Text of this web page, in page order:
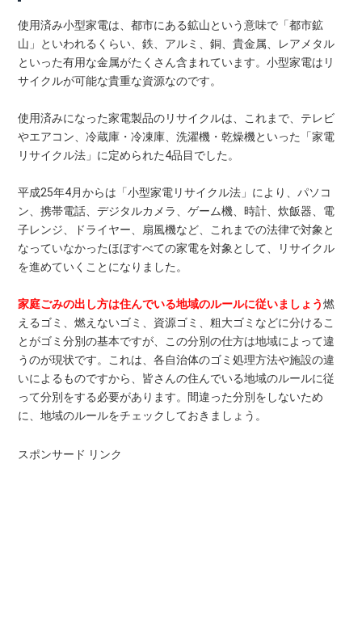
使用済み小型家電は、都市にある鉱山という意味で「都市鉱
山」といわれるくらい、鉄、アルミ、銅、貴金属、レアメタル
といった有用な金属がたくさん含まれています。小型家電はリ
サイクルが可能な貴重な資源なのです。
使用済みになった家電製品のリサイクルは、これまで、テレビ
やエアコン、冷蔵庫・冷凍庫、洗濯機・乾燥機といった「家電
リサイクル法」に定められた4品目でした。
平成25年4月からは「小型家電リサイクル法」により、パソコ
ン、携帯電話、デジタルカメラ、ゲーム機、時計、炊飯器、電
子レンジ、ドライヤー、扇風機など、これまでの法律で対象と
なっていなかったほぼすべての家電を対象として、リサイクル
を進めていくことになりました。
家庭ごみの出し方は住んでいる地域のルールに従いましょう燃
えるゴミ、燃えないゴミ、資源ゴミ、粗大ゴミなどに分けるこ
とがゴミ分別の基本ですが、この分別の仕方は地域によって違
うのが現状です。これは、各自治体のゴミ処理方法や施設の違
いによるものですから、皆さんの住んでいる地域のルールに従
って分別をする必要があります。間違った分別をしないため
に、地域のルールをチェックしておきましょう。
スポンサード リンク